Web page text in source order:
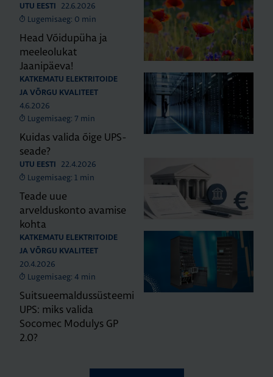
UTU EESTI
22.6.2026
Lugemisaeg: 0 min
Head Võidupüha ja
meeleolukat
Jaanipäeva!
KATKEMATU ELEKTRITOIDE
JA VÕRGU KVALITEET
4.6.2026
Lugemisaeg: 7 min
Kuidas valida õige UPS-
seade?
UTU EESTI
22.4.2026
Lugemisaeg: 1 min
Teade uue
arvelduskonto avamise
kohta
KATKEMATU ELEKTRITOIDE
JA VÕRGU KVALITEET
20.4.2026
Lugemisaeg: 4 min
Suitsueemaldussüsteemi
UPS: miks valida
Socomec Modulys GP
2.0?